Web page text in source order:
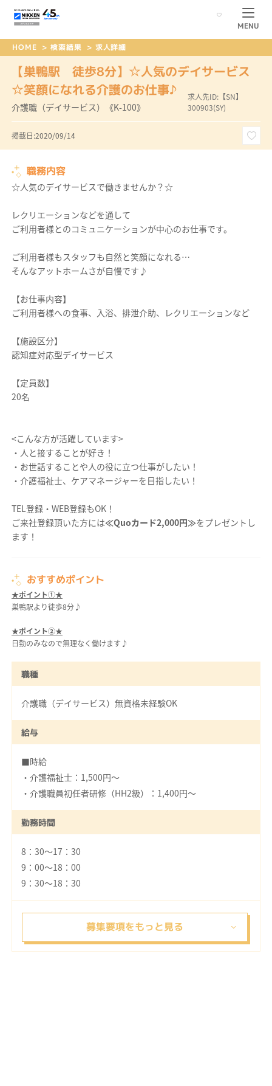
MENU
HOME > 検索結果 > 求人詳細
【巣鴨駅 徒歩8分】☆人気のデイサービス
☆笑顔になれる介護のお仕事♪
介護職（デイサービス）《K-100》
求人先ID:【SN】
300903(SY)
掲載日:2020/09/14
職務内容
☆人気のデイサービスで働きませんか？☆
レクリエーションなどを通して
ご利用者様とのコミュニケーションが中心のお仕事です。
ご利用者様もスタッフも自然と笑顔になれる…
そんなアットホームさが自慢です♪
【お仕事内容】
ご利用者様への食事、入浴、排泄介助、レクリエーションなど
【施設区分】
認知症対応型デイサービス
【定員数】
20名
<こんな方が活躍しています>
・人と接することが好き！
・お世話することや人の役に立つ仕事がしたい！
・介護福祉士、ケアマネージャーを目指したい！
TEL登録・WEB登録もOK！
ご来社登録頂いた方には≪Quoカード2,000円≫をプレゼントし
ます！
おすすめポイント
★ポイント①★
巣鴨駅より徒歩8分♪
★ポイント②★
日勤のみなので無理なく働けます♪
職種
介護職（デイサービス）無資格未経験OK
給与
■時給
・介護福祉士：1,500円～
・介護職員初任者研修（HH2級）：1,400円～
勤務時間
8：30～17：30
9：00～18：00
9：30～18：30